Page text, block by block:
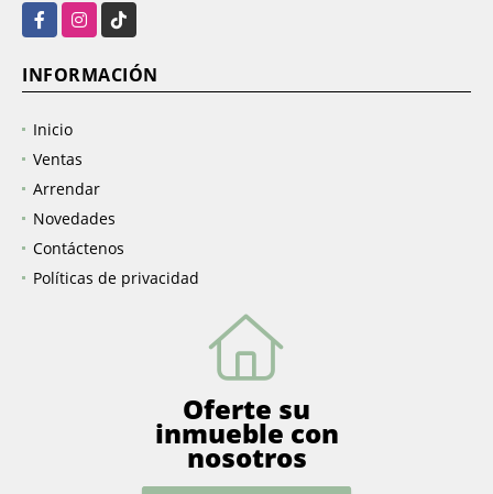
FacebookInstagramTikTok
INFORMACIÓN
Inicio
Ventas
Arrendar
Novedades
Contáctenos
Políticas de privacidad
Oferte su
inmueble con
nosotros